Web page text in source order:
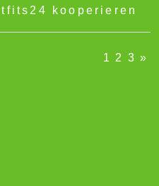
kooperieren
1 2 3 »